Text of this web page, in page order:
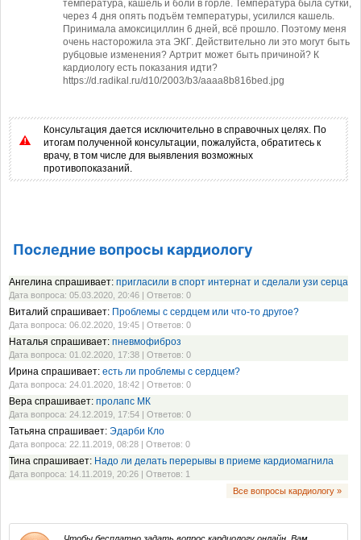
температура, кашель и боли в горле. Температура была сутки,
через 4 дня опять подъём температуры, усилился кашель.
Принимала амоксициллин 6 дней, всё прошло. Поэтому меня
очень насторожила эта ЭКГ. Действительно ли это могут быть
рубцовые изменения? Артрит может быть причиной? К
кардиологу есть показания идти?
https://d.radikal.ru/d10/2003/b3/aaaa8b816bed.jpg
Консультация дается исключительно в справочных целях. По
итогам полученной консультации, пожалуйста, обратитесь к
врачу, в том числе для выявления возможных
противопоказаний.
Последние вопросы кардиологу
Ангелина спрашивает: пригласили в спорт интернат и сделали узи серца
Дата вопроса: 05.03.2020, 20:46 | Ответов: 0
Виталий спрашивает: Проблемы с сердцем или что-то другое?
Дата вопроса: 06.02.2020, 19:45 | Ответов: 0
Наталья спрашивает: пневмофиброз
Дата вопроса: 01.02.2020, 17:38 | Ответов: 0
Ирина спрашивает: есть ли проблемы с сердцем?
Дата вопроса: 24.01.2020, 18:42 | Ответов: 0
Вера спрашивает: пролапс МК
Дата вопроса: 24.12.2019, 17:54 | Ответов: 0
Татьяна спрашивает: Эдарби Кло
Дата вопроса: 22.11.2019, 08:28 | Ответов: 0
Тина спрашивает: Надо ли делать перерывы в приеме кардиомагнила
Дата вопроса: 14.11.2019, 20:26 | Ответов: 1
Все вопросы кардиологу »